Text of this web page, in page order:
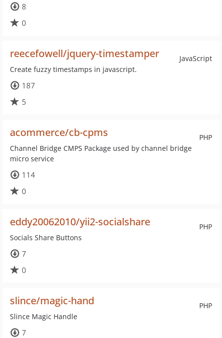
8
0
JavaScript
reecefowell/jquery-timestamper
Create fuzzy timestamps in javascript.
187
5
PHP
acommerce/cb-cpms
Channel Bridge CMPS Package used by channel bridge
micro service
114
0
PHP
eddy20062010/yii2-socialshare
Socials Share Buttons
7
0
PHP
slince/magic-hand
Slince Magic Handle
7